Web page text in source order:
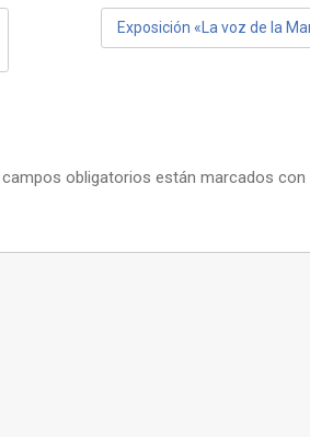
Exposición «La voz de la
obligatorios están marcados con